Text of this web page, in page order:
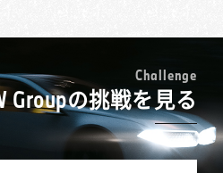
ります。
客様とのコミュニケーシ
対応の基本など、ロール
した実践的なプログラム
安心して新たなスタート
くお客様であっても、
かじめ確認しておき、
の部分は、その後いかが
広げていきます。1対1の
し、お客様との距離を
ついては詳しくないと
ンスタッフよりも、私
できるとおっしゃる方も
性のお客様にご説明する
れば気づかないこともあ
サービス・アドバイザ
Challenge
Groupの挑戦を見る